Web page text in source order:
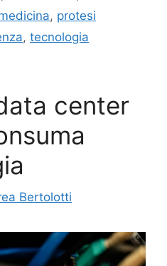
, protesi
, tecnologia
center
Bertolotti